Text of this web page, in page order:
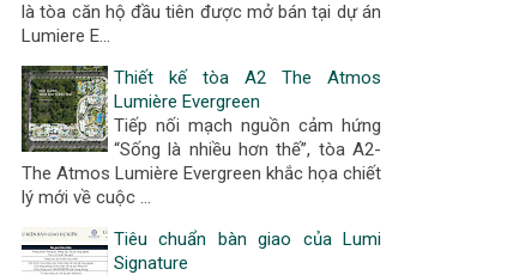
là tòa căn hộ đầu tiên được mở bán tại dự án
Lumiere E…
Thiết kế tòa A2 The Atmos
Lumière Evergreen
Tiếp nối mạch nguồn cảm hứng
“Sống là nhiều hơn thế”, tòa A2-
The Atmos Lumière Evergreen khắc họa chiết
lý mới về cuộc …
Tiêu chuẩn bàn giao của Lumi
Signature